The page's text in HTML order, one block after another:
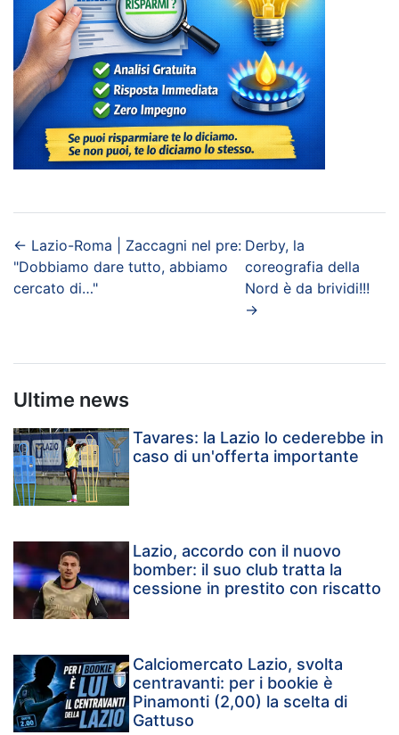
← Lazio-Roma | Zaccagni nel pre:
"Dobbiamo dare tutto, abbiamo
cercato di…"
Derby, la
coreografia della
Nord è da brividi!!!
→
Ultime news
Tavares: la Lazio lo cederebbe in
caso di un'offerta importante
Lazio, accordo con il nuovo
bomber: il suo club tratta la
cessione in prestito con riscatto
Calciomercato Lazio, svolta
centravanti: per i bookie è
Pinamonti (2,00) la scelta di
Gattuso